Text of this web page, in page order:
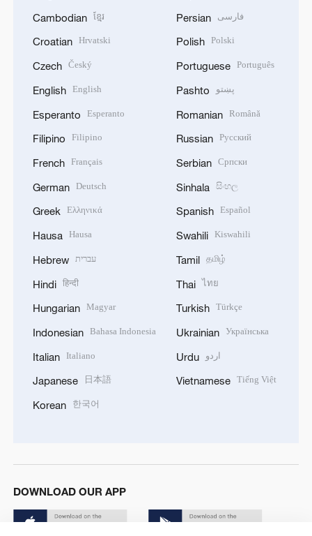
Cambodian ខ្មែរ
Croatian Hrvatski
Czech Český
English English
Esperanto Esperanto
Filipino Filipino
French Français
German Deutsch
Greek Ελληνικά
Hausa Hausa
Hebrew עברית
Hindi हिन्दी
Hungarian Magyar
Indonesian Bahasa Indonesia
Italian Italiano
Japanese 日本語
Korean 한국어
Persian فارسی
Polish Polski
Portuguese Português
Pashto پښتو
Romanian Română
Russian Русский
Serbian Српски
Sinhala සිංහල
Spanish Español
Swahili Kiswahili
Tamil தமிழ்
Thai ไทย
Turkish Türkçe
Ukrainian Українська
Urdu اردو
Vietnamese Tiếng Việt
DOWNLOAD OUR APP